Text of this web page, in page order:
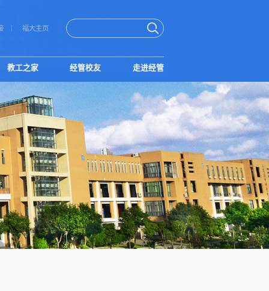
福大主页
教工之家 经管校友 走进经管